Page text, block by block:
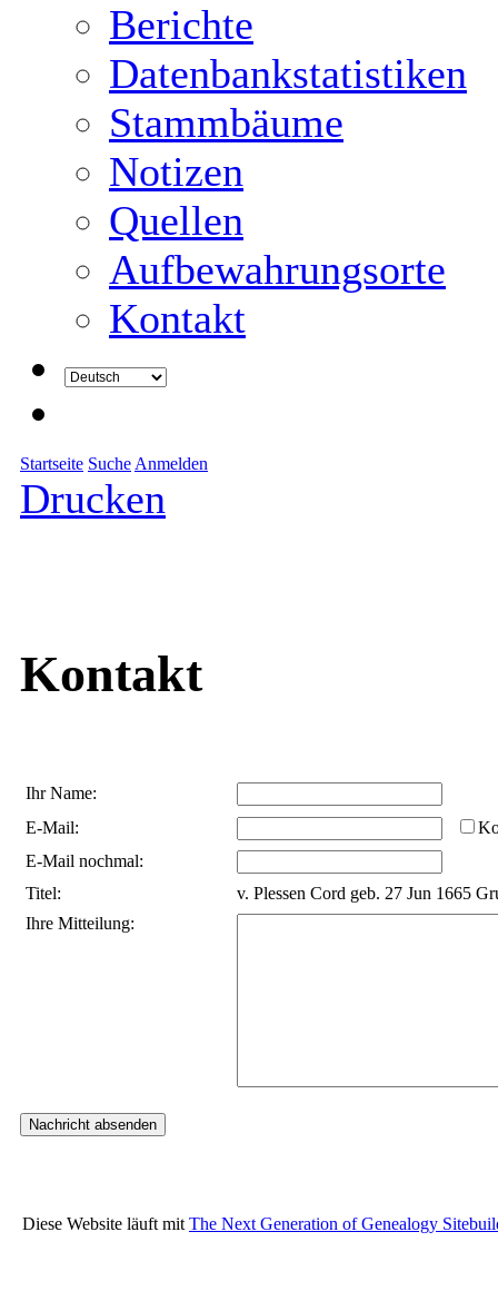
Berichte
Datenbankstatistiken
Stammbäume
Notizen
Quellen
Aufbewahrungsorte
Kontakt
Startseite Suche Anmelden
Drucken
Kontakt
Ihr Name:
E-Mail:
E-Mail nochmal:
Titel:
v. Plessen Cord geb. 27 Jun 1665
Ihre Mitteilung:
Diese Website läuft mit The Next Generation of Genealogy